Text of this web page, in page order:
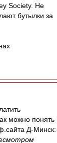
Society. Не
бутылки за
можно понять
Д-Минск: